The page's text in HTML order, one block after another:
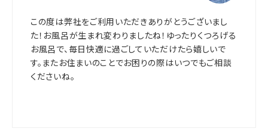
この度は弊社をご利用いただきありがとうございまし
た！お風呂が生まれ変わりましたね！ゆったりくつろげる
お風呂で、毎日快適に過ごしていただけたら嬉しいで
す。またお住まいのことでお困りの際はいつでもご相談
くださいね。